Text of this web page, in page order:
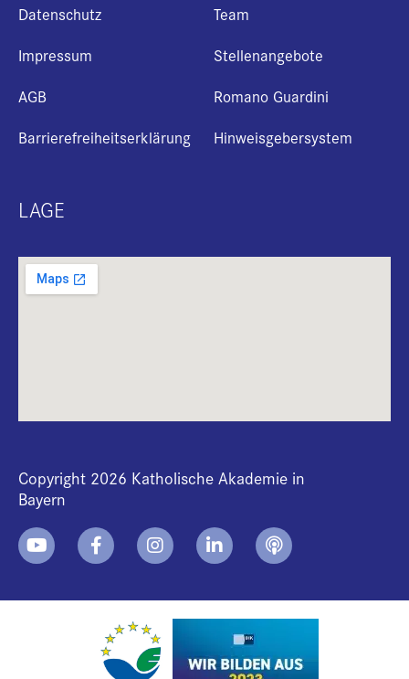
Datenschutz
Impressum
AGB
Barrierefreiheitserklärung
Team
Stellenangebote
Romano Guardini
Hinweisgebersystem
LAGE
Copyright 2026 Katholische Akademie in
Bayern